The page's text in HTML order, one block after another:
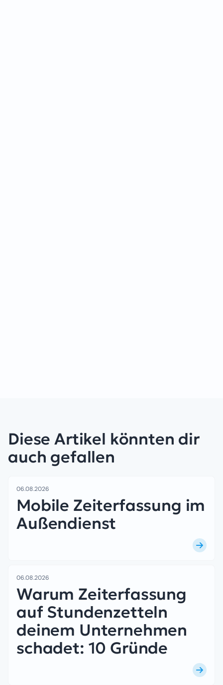
Diese Artikel könnten dir
auch gefallen
06.08.2026
Mobile Zeiterfassung im
Außendienst
06.08.2026
Warum Zeiterfassung
auf Stundenzetteln
deinem Unternehmen
schadet: 10 Gründe